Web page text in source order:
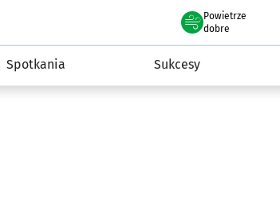
miasta Wrocławia
Powietrze
we Wrocławiu
dobre
Spotkania Sukcesy